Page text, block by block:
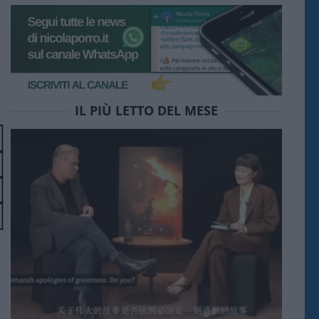
IL PIÙ LETTO DEL MESE